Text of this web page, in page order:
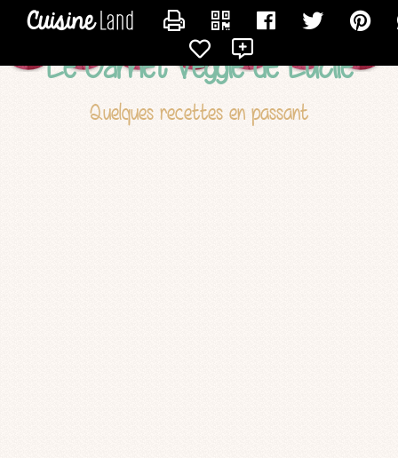
Le Carnet Veggie de Lucile
Quelques recettes en passant
CONTACTER LUCILE